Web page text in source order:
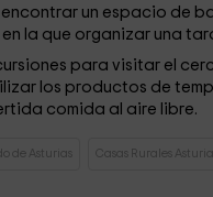
un espacio de
la que organizar una
para visitar el
los productos de
comida al aire libre.
de Asturias Casas Rurales